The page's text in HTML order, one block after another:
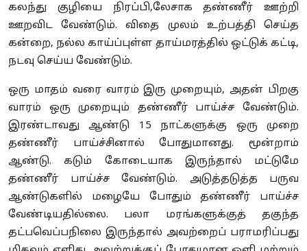
கலந்து குழியை நிரப்பி,லேசாக தண்ணீர் ஊற்றி
ஊறவிட வேண்டும். விதை முலம் உற்பத்தி செய்த
கன்றை, நல்ல காய்ப்புள்ள தாய்மரத்தில் ஒட்டுக் கட்டி,
நடவு செய்ய வேண்டும்.
ஒரு மாதம் வரை வாரம் இரு முறையும், அதன் பிறகு
வாரம் ஒரு முறையும் தண்ணீர் பாய்ச்ச வேண்டும்.
இரண்டாவது ஆண்டு 15 நாட்களுக்கு ஒரு முறை
தண்ணீர் பாய்ச்சினால் போதுமானது. மூன்றாம்
ஆண்டு. கடும் கோடையாக இருந்தால் மட்டுமே
தண்ணீர் பாய்ச்ச வேண்டும். அடுத்தடுத்த பருவ
ஆண்டுகளில் மழையே போதும் தண்ணீர் பாய்ச்ச
வேண்டியதில்லை. பலா மரங்களுக்குத் தகுந்த
தட்பவெப்பநிலை இருந்தால் அவற்றைப் பராமரிப்பது